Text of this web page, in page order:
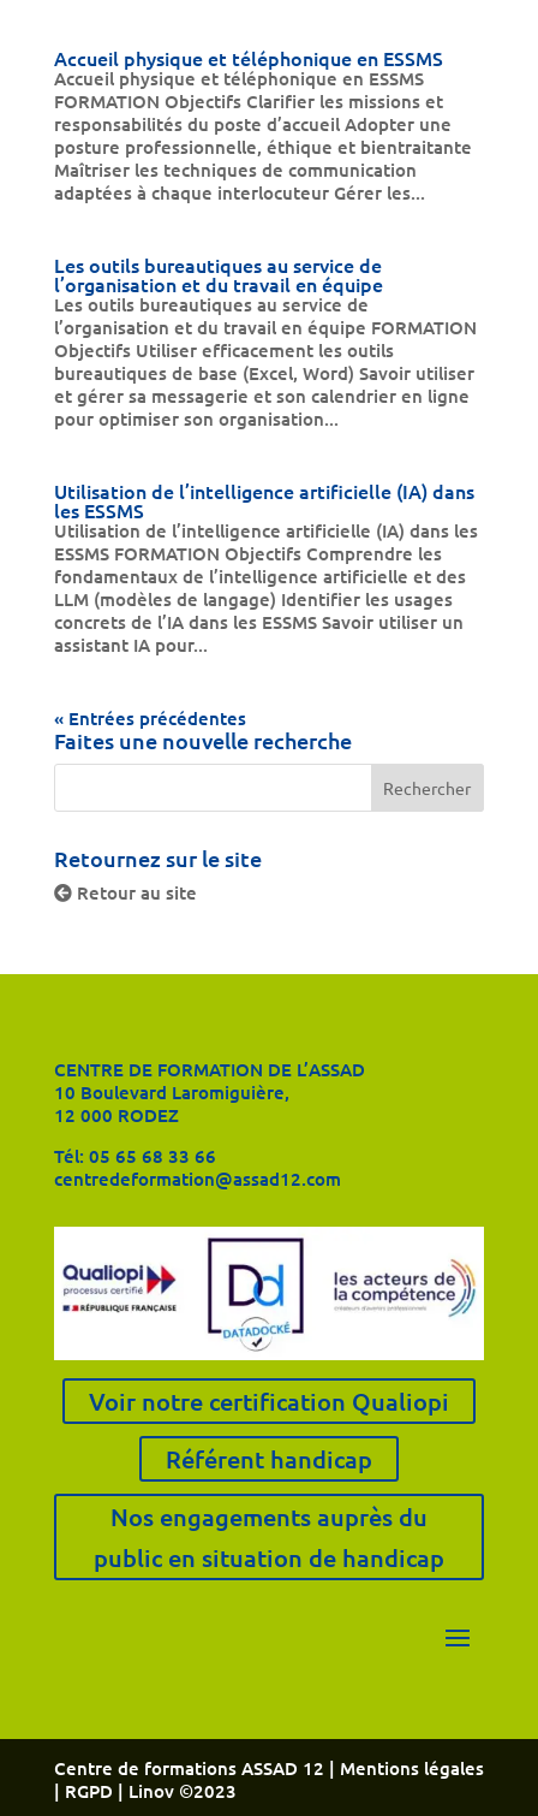
Accueil physique et téléphonique en ESSMS
Accueil physique et téléphonique en ESSMS
FORMATION Objectifs Clarifier les missions et
responsabilités du poste d’accueil Adopter une
posture professionnelle, éthique et bientraitante
Maîtriser les techniques de communication
adaptées à chaque interlocuteur Gérer les...
Les outils bureautiques au service de
l’organisation et du travail en équipe
Les outils bureautiques au service de
l’organisation et du travail en équipe FORMATION
Objectifs Utiliser efficacement les outils
bureautiques de base (Excel, Word) Savoir utiliser
et gérer sa messagerie et son calendrier en ligne
pour optimiser son organisation...
Utilisation de l’intelligence artificielle (IA) dans
les ESSMS
Utilisation de l’intelligence artificielle (IA) dans les
ESSMS FORMATION Objectifs Comprendre les
fondamentaux de l’intelligence artificielle et des
LLM (modèles de langage) Identifier les usages
concrets de l’IA dans les ESSMS Savoir utiliser un
assistant IA pour...
« Entrées précédentes
Faites une nouvelle recherche
Retournez sur le site
Retour au site
CENTRE DE FORMATION DE L’ASSAD
10 Boulevard Laromiguière,
12 000 RODEZ
Tél: 05 65 68 33 66
centredeformation@assad12.com
Voir notre certification Qualiopi
Référent handicap
Nos engagements auprès du
public en situation de handicap
Centre de formations ASSAD 12 | Mentions légales
| RGPD | Linov ©2023